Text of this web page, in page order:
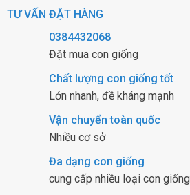
TƯ VẤN ĐẶT HÀNG
0384432068
Đặt mua con giống
Chất lượng con giống tốt
Lớn nhanh, đề kháng mạnh
Vận chuyển toàn quốc
Nhiều cơ sở
Đa dạng con giống
cung cấp nhiều loại con giống